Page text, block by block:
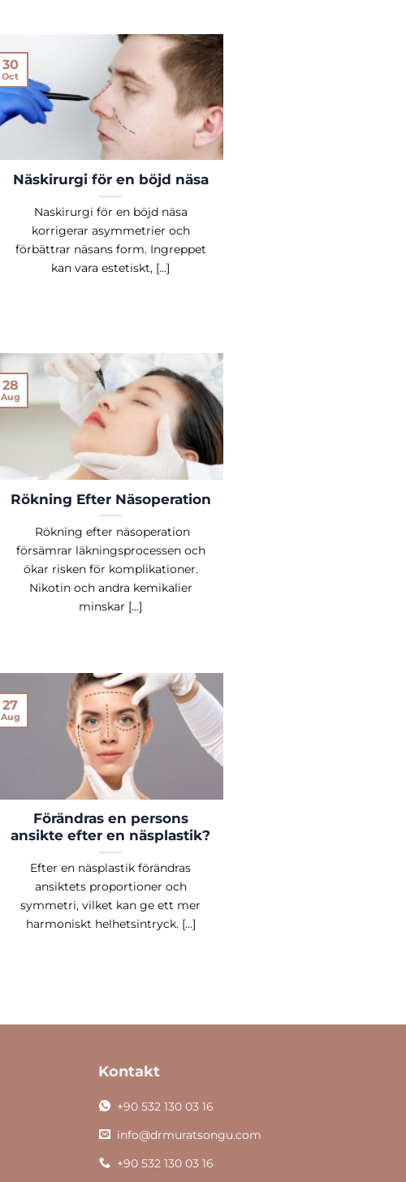
Näskirurgi för en böjd näsa
Naskirurgi för en böjd näsa
korrigerar asymmetrier och
förbättrar näsans form. Ingreppet
kan vara estetiskt, [...]
30
Oct
Rökning Efter Näsoperation
Rökning efter näsoperation
försämrar läkningsprocessen och
ökar risken för komplikationer.
Nikotin och andra kemikalier
minskar [...]
28
Aug
Förändras en persons
ansikte efter en näsplastik?
Efter en näsplastik förändras
ansiktets proportioner och
symmetri, vilket kan ge ett mer
harmoniskt helhetsintryck. [...]
27
Aug
Kontakt
+90 532 130 03 16
info@drmuratsongu.com
+90 532 130 03 16